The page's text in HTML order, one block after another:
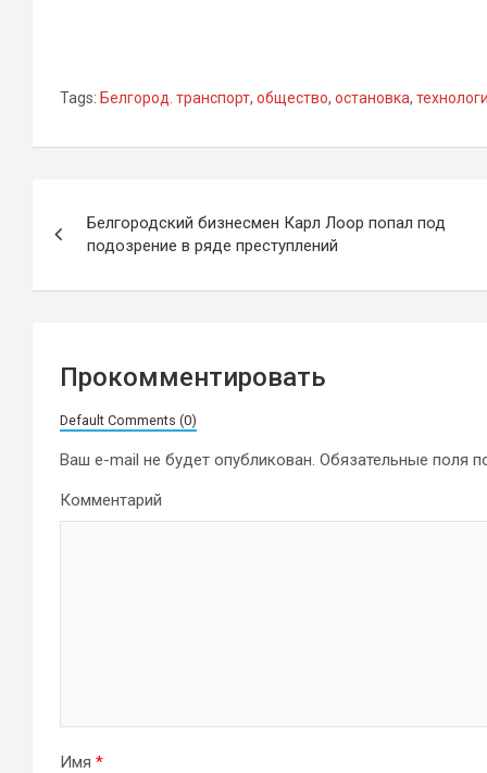
Tags: Белгород. транспорт, общество, остановка,
по
записям
Белгородский бизнесмен Карл Лоор попал под
подозрение в ряде преступлений
Прокомментировать
Default Comments (0)
Ваш e-mail не будет опубликован. Обязательные поля
Комментарий
Имя *